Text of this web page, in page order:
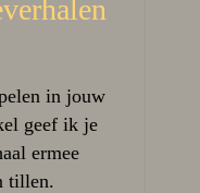
in jouw
geef ik je
ermee
tillen.